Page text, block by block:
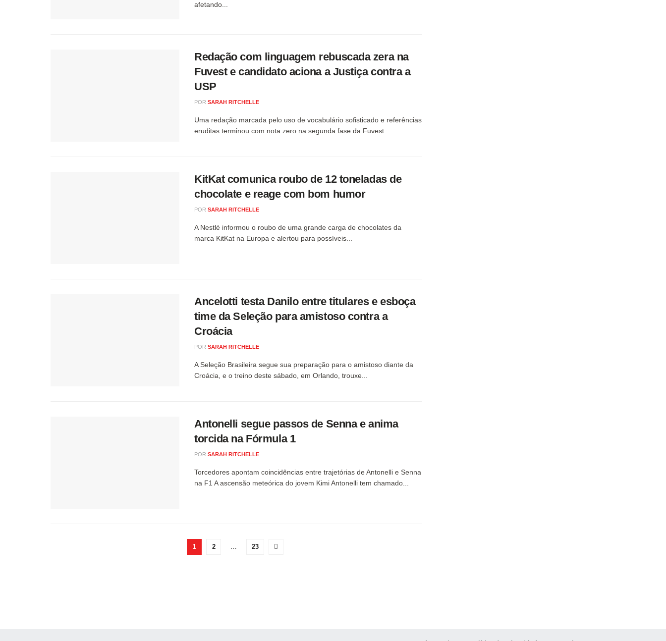
afetando...
Redação com linguagem rebuscada zera na
Fuvest e candidato aciona a Justiça contra a
USP
POR SARAH RITCHELLE
Uma redação marcada pelo uso de vocabulário sofisticado e referências
eruditas terminou com nota zero na segunda fase da Fuvest...
KitKat comunica roubo de 12 toneladas de
chocolate e reage com bom humor
POR SARAH RITCHELLE
A Nestlé informou o roubo de uma grande carga de chocolates da
marca KitKat na Europa e alertou para possíveis...
Ancelotti testa Danilo entre titulares e esboça
time da Seleção para amistoso contra a
Croácia
POR SARAH RITCHELLE
A Seleção Brasileira segue sua preparação para o amistoso diante da
Croácia, e o treino deste sábado, em Orlando, trouxe...
Antonelli segue passos de Senna e anima
torcida na Fórmula 1
POR SARAH RITCHELLE
Torcedores apontam coincidências entre trajetórias de Antonelli e Senna
na F1 A ascensão meteórica do jovem Kimi Antonelli tem chamado...
1 2 23